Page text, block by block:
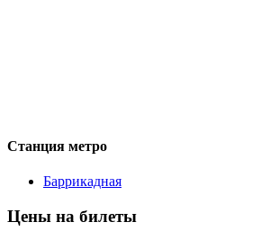
Станция метро
Баррикадная
Цены на билеты